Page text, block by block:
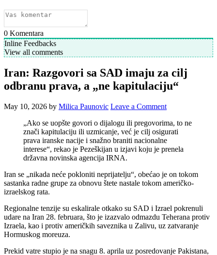
0 Komentara
Inline Feedbacks
View all comments
Iran: Razgovori sa SAD imaju za cilj
odbranu prava, a „ne kapitulaciju“
May 10, 2026 by Milica Paunovic Leave a Comment
„Ako se uopšte govori o dijalogu ili pregovorima, to ne
znači kapitulaciju ili uzmicanje, već je cilj osigurati
prava iranske nacije i snažno braniti nacionalne
interese“, rekao je Pezeškijan u izjavi koju je prenela
državna novinska agencija IRNA.
Iran se „nikada neće pokloniti neprijatelju“, obećao je on tokom
sastanka radne grupe za obnovu štete nastale tokom američko-
izraelskog rata.
Regionalne tenzije su eskalirale otkako su SAD i Izrael pokrenuli
udare na Iran 28. februara, što je izazvalo odmazdu Teherana protiv
Izraela, kao i protiv američkih saveznika u Zalivu, uz zatvaranje
Hormuskog moreuza.
Prekid vatre stupio je na snagu 8. aprila uz posredovanje Pakistana,